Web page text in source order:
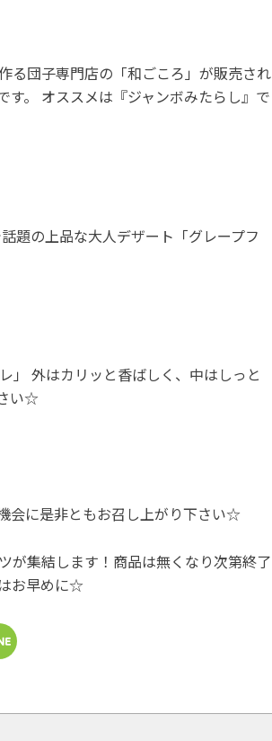
る団子専門店の「和ごころ」が販売され
す。 オススメは『ジャンボみたらし』で
題の上品な大人デザート「グレープフ
」 外はカリッと香ばしく、中はしっと
い☆
会に是非ともお召し上がり下さい☆
が集結します！商品は無くなり次第終了
お早めに☆